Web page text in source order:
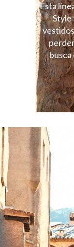
Esta
Style
busca